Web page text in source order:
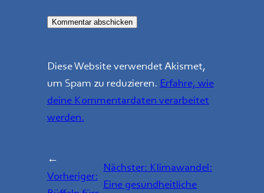
Diese Website verwendet Akismet,
um Spam zu reduzieren. Erfahre, wie
deine Kommentardaten verarbeitet
werden.
←
Vorheriger:
Nächster: Klimawandel:
Eine gesundheitliche